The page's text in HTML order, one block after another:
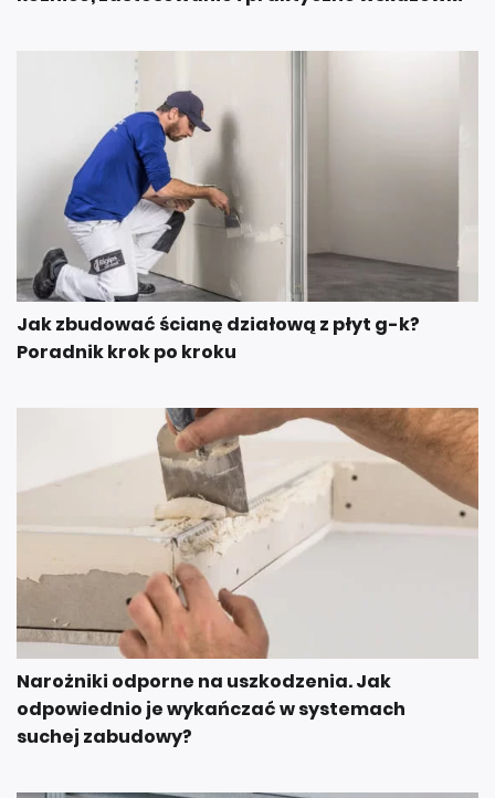
Jak zbudować ścianę działową z płyt g-k?
Poradnik krok po kroku
Narożniki odporne na uszkodzenia. Jak
odpowiednio je wykańczać w systemach
suchej zabudowy?